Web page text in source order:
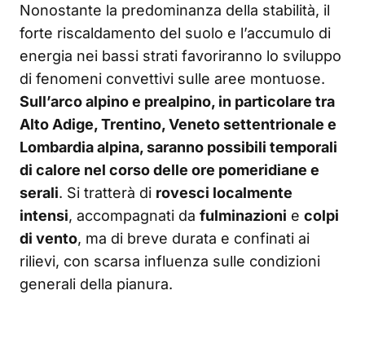
Nonostante la predominanza della stabilità, il
forte riscaldamento del suolo e l’accumulo di
energia nei bassi strati favoriranno lo sviluppo
di fenomeni convettivi sulle aree montuose.
Sull’arco alpino e prealpino, in particolare tra
Alto Adige, Trentino, Veneto settentrionale e
Lombardia alpina, saranno possibili temporali
di calore nel corso delle ore pomeridiane e
serali. Si tratterà di rovesci localmente
intensi, accompagnati da fulminazioni e colpi
di vento, ma di breve durata e confinati ai
rilievi, con scarsa influenza sulle condizioni
generali della pianura.